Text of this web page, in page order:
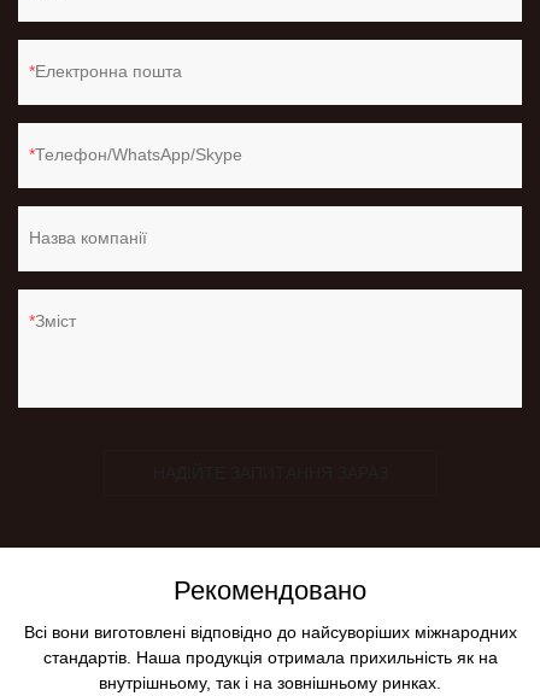
Електронна пошта
Телефон/WhatsApp/Skype
Назва компанії
Зміст
Рекомендовано
Всі вони виготовлені відповідно до найсуворіших міжнародних
стандартів. Наша продукція отримала прихильність як на
внутрішньому, так і на зовнішньому ринках.